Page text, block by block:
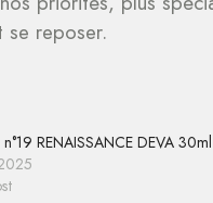
se reposer.
RENAISSANCE DEVA 30ml